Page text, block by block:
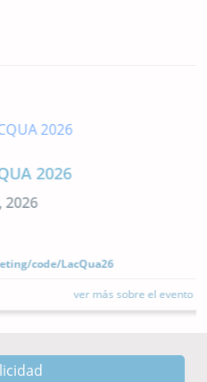
2026
code/LacQua26
ver más sobre el evento